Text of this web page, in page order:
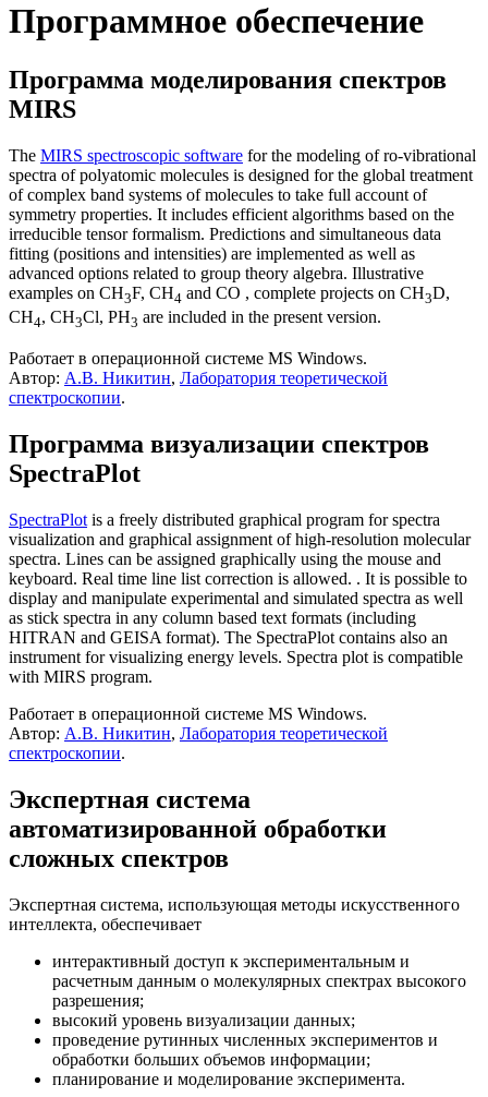
Программное обеспечение
Программа моделирования спектров
MIRS
The MIRS spectroscopic software for the modeling of ro-vibrational
spectra of polyatomic molecules is designed for the global treatment
of complex band systems of molecules to take full account of
symmetry properties. It includes efficient algorithms based on the
irreducible tensor formalism. Predictions and simultaneous data
fitting (positions and intensities) are implemented as well as
advanced options related to group theory algebra. Illustrative
examples on CH3F, CH4 and CO , complete projects on CH3D,
CH4, CH3Cl, PH3 are included in the present version.
Работает в операционной системе MS Windows.
Автор: А.В. Никитин, Лаборатория теоретической
спектроскопии.
Программа визуализации спектров
SpectraPlot
SpectraPlot is a freely distributed graphical program for spectra
visualization and graphical assignment of high-resolution molecular
spectra. Lines can be assigned graphically using the mouse and
keyboard. Real time line list correction is allowed. . It is possible to
display and manipulate experimental and simulated spectra as well
as stick spectra in any column based text formats (including
HITRAN and GEISA format). The SpectraPlot contains also an
instrument for visualizing energy levels. Spectra plot is compatible
with MIRS program.
Работает в операционной системе MS Windows.
Автор: А.В. Никитин, Лаборатория теоретической
спектроскопии.
Экспертная система
автоматизированной обработки
сложных спектров
Экспертная система, использующая методы искусственного
интеллекта, обеспечивает
интерактивный доступ к экспериментальным и
расчетным данным о молекулярных спектрах высокого
разрешения;
высокий уровень визуализации данных;
проведение рутинных численных экспериментов и
обработки больших объемов информации;
планирование и моделирование эксперимента.